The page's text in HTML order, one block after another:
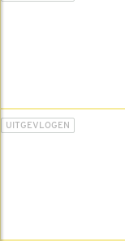
UITGEVLOGEN